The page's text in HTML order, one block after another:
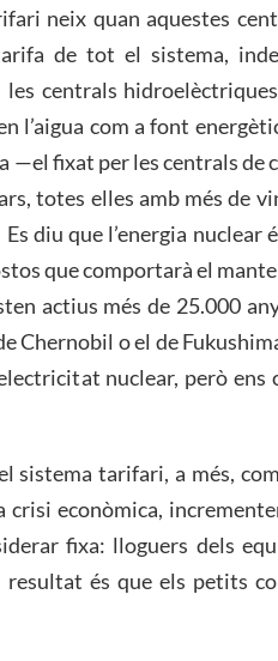
neix quan aquestes
de tot el sistema,
les centrals
l’aigua com a font
—el fixat per les centrals
totes elles amb més de
diu que l’energia nuclear
que comportarà el
actius més de 25.000
Chernobil o el de
nuclear, però ens
sistema tarifari, a més,
crisi econòmica,
fixa: lloguers dels
és que els petits